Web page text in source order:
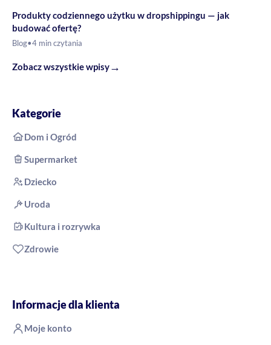
Produkty codziennego użytku w dropshippingu — jak
budować ofertę?
Blog•4 min czytania
Zobacz wszystkie wpisy→
Kategorie
Dom i Ogród
Supermarket
Dziecko
Uroda
Kultura i rozrywka
Zdrowie
Informacje dla klienta
Moje konto